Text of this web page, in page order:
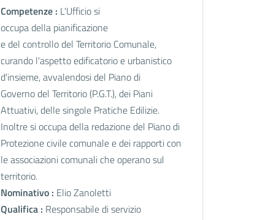
Competenze : L'Ufficio si
occupa della pianificazione
e del controllo del Territorio Comunale,
curando l'aspetto edificatorio e urbanistico
d'insieme, avvalendosi del Piano di
Governo del Territorio (P.G.T.), dei Piani
Attuativi, delle singole Pratiche Edilizie.
Inoltre si occupa della redazione del Piano di
Protezione civile comunale e dei rapporti con
le associazioni comunali che operano sul
territorio.
Nominativo : Elio Zanoletti
Qualifica : Responsabile di servizio